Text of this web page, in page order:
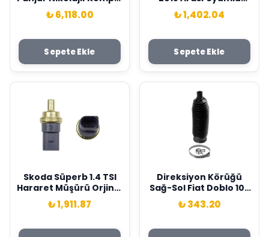
Gkl Marka 3V0853653A
₺ 6,118.00
Sepete Ekle
Kaput Arması
3V0853621A
₺ 1,402.04
Sepete Ekle
Skoda Süperb 1.4 TSI
Hararet Müşürü Orjinal
06A919501a
₺ 1,911.87
Direksiyon Körüğü
Sağ-Sol Fiat Doblo 10>
Opel Combo 12> Audi A1
10> A2 00>05 Seat
Iv Skoda Fabıa I-Iı
₺ 343.20